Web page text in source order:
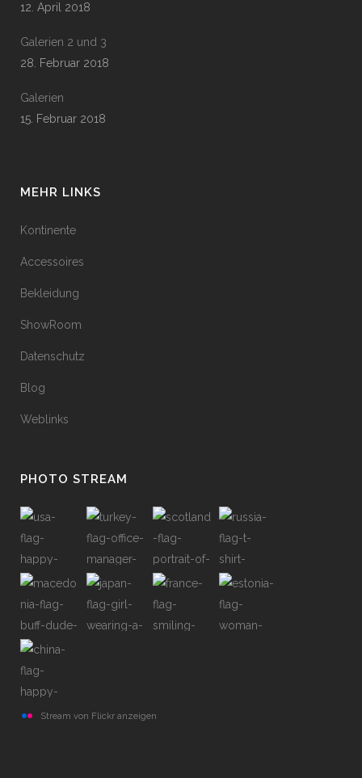
12. April 2018
Galerien 2 und 3
28. Februar 2018
Galerien
15. Februar 2018
MEHR LINKS
Kontinente
Accessoires
Bekleidung
ShowRoom
Datenschutz
Blog
Weblinks
PHOTO STREAM
Stream von Flickr anzeigen